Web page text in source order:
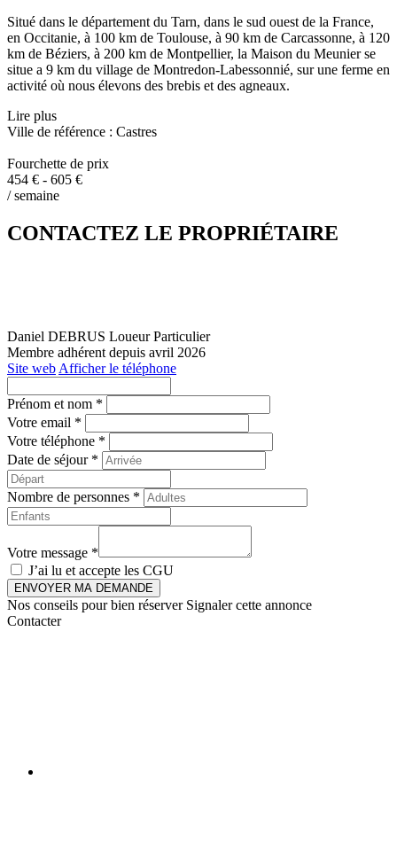
Situé dans le département du Tarn, dans le sud ouest de la France,
en Occitanie, à 100 km de Toulouse, à 90 km de Carcassonne, à 120
km de Béziers, à 200 km de Montpellier, la Maison du Meunier se
situe a 9 km du village de Montredon-Labessonnié, sur une ferme en
activité où nous élevons des brebis et des agneaux.
Lire plus
Ville de référence : Castres
Fourchette de prix
454 € - 605 €
/ semaine
CONTACTEZ LE PROPRIÉTAIRE
Daniel DEBRUS Loueur Particulier
Membre adhérent depuis avril 2026
Site web Afficher le téléphone
Prénom et nom *
Votre email *
Votre téléphone *
Date de séjour *
Nombre de personnes *
Votre message *
J’ai lu et accepte les CGU
ENVOYER MA DEMANDE
Nos conseils pour bien réserver Signaler cette annonce
Contacter